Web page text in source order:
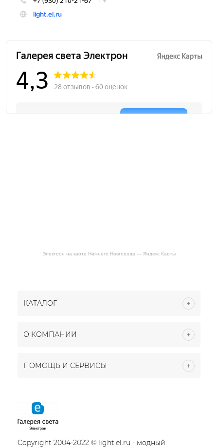
Электрон на карте Нижнего Новгорода — Яндекс Карты
КАТАЛОГ
О КОМПАНИИ
ПОМОЩЬ И СЕРВИСЫ
Copyright 2004-2022 © light.el.ru - модный